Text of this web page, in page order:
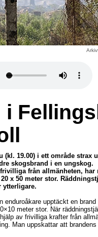
i
19.00) i ett område strax
skogsbrand i en ungskog.
från allmänheten, har
x 50 meter stor.
ytterligare.
enduroåkare upptäckt en brand
meter stor. När
av frivilliga krafter från
Man uppskattar att